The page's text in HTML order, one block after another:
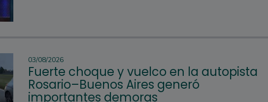
03/08/2026
Fuerte choque y vuelco en la autopista
Rosario–Buenos Aires generó
importantes demoras